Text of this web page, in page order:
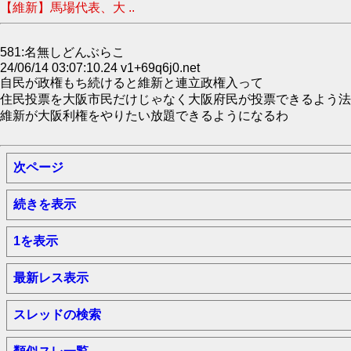
【維新】馬場代表、大 ..
581:名無しどんぶらこ
24/06/14 03:07:10.24 v1+69q6j0.net
自民が政権もち続けると維新と連立政権入って
住民投票を大阪市民だけじゃなく大阪府民が投票できるよう
維新が大阪利権をやりたい放題できるようになるわ
次ページ
続きを表示
1を表示
最新レス表示
スレッドの検索